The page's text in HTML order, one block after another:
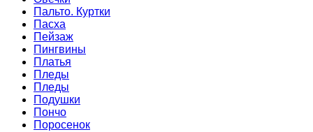
Пальто. Куртки
Пасха
Пейзаж
Пингвины
Платья
Пледы
Пледы
Подушки
Пончо
Поросенок